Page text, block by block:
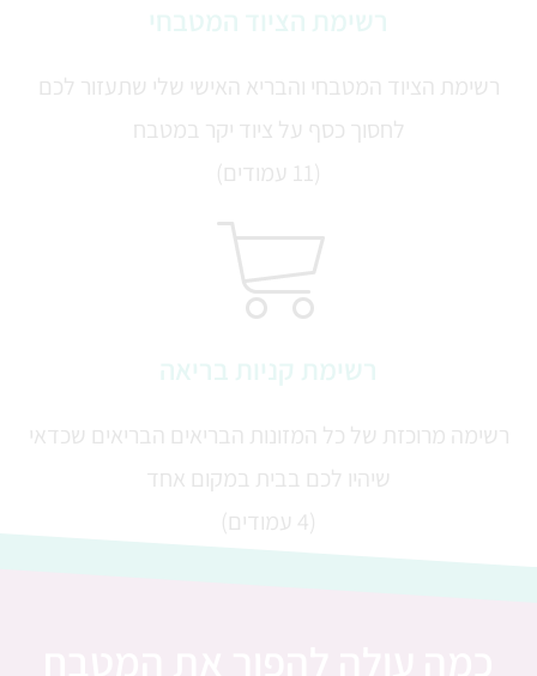
רשימת הציוד המטבחי
רשימת הציוד המטבחי והבריא האישי שלי שתעזור לכם
לחסוך כסף על ציוד יקר במטבח
(11 עמודים)
רשימת קניות בריאה
רשימה מרוכזת של כל המזונות הבריאים הבריאים שכדאי
שיהיו לכם בבית במקום אחד
(4 עמודים)